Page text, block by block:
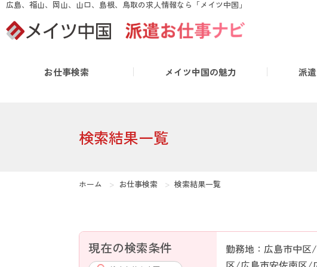
false
広島、福山、岡山、山口、島根、鳥取の求人情報なら「メイツ中国」
お仕事検索 メイツ中国の魅力 派
検索結果一覧
ホーム お仕事検索 検索結果一覧
現在の検索条件
勤務地：広島市中